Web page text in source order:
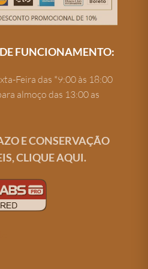
FUNCIONAMENTO:
Feira das *9:00 às 18:00
almoço das 13:00 as
E CONSERVAÇÃO
CLIQUE AQUI.